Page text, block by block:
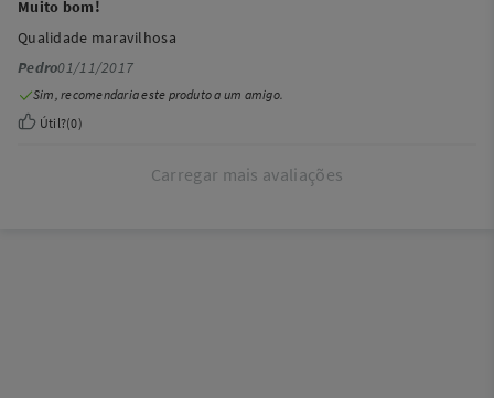
Muito bom!
Qualidade maravilhosa
Pedro01/11/2017
Sim, recomendaria este produto a um amigo.
Útil?(0)
Carregar mais avaliações